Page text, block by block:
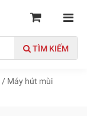
TÌM KIẾM
/ Máy hút mùi